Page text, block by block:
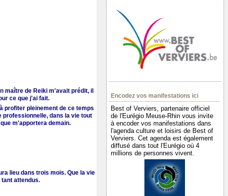
maître de Reiki m'avait prédit, il
ce que j'ai fait.
profiter pleinement de ce temps
dans la vie tout
m'apportera demain.
lieu dans trois mois. Que la vie
attendus.
Encodez vos manifestations ici
Best of Verviers, partenaire officiel
de l'Eurégio Meuse-Rhin vous invite
à encoder vos manifestations dans
l'agenda culture et loisirs de Best of
Verviers. Cet agenda est également
diffusé dans tout l'Eurégio où 4
millions de personnes vivent.